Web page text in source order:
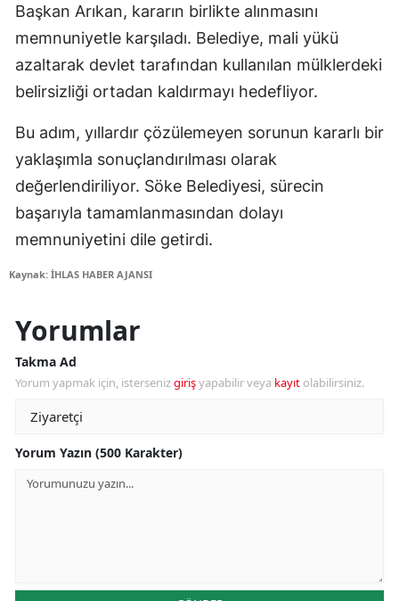
Başkan Arıkan, kararın birlikte alınmasını
memnuniyetle karşıladı. Belediye, mali yükü
azaltarak devlet tarafından kullanılan mülklerdeki
belirsizliği ortadan kaldırmayı hedefliyor.
Bu adım, yıllardır çözülemeyen sorunun kararlı bir
yaklaşımla sonuçlandırılması olarak
değerlendiriliyor. Söke Belediyesi, sürecin
başarıyla tamamlanmasından dolayı
memnuniyetini dile getirdi.
Kaynak: İHLAS HABER AJANSI
Yorumlar
Takma Ad
Yorum yapmak için, istersenizgirişyapabilir veya kayıt olabilirsiniz.
Yorum Yazın (500 Karakter)